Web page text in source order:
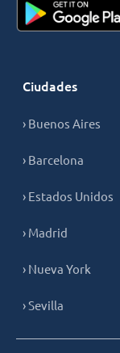
Ciudades
› Buenos Aires
› Barcelona
› Estados Unidos
› Madrid
› Nueva York
› Sevilla